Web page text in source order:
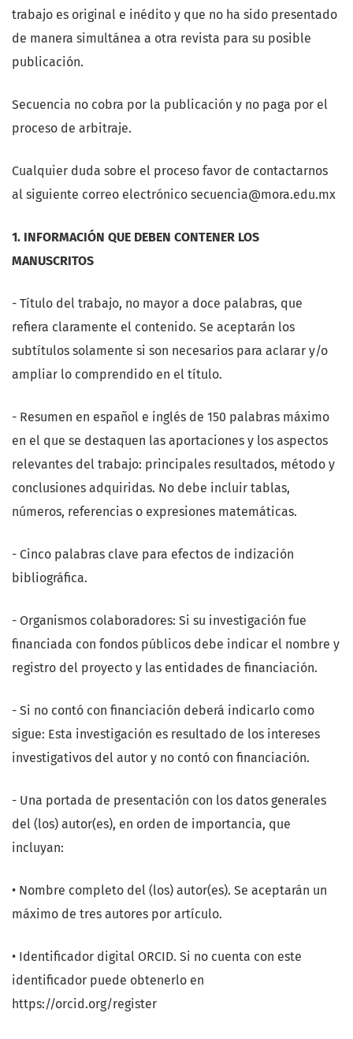
trabajo es original e inédito y que no ha sido presentado
de manera simultánea a otra revista para su posible
publicación.
Secuencia no cobra por la publicación y no paga por el
proceso de arbitraje.
Cualquier duda sobre el proceso favor de contactarnos
al siguiente correo electrónico secuencia@mora.edu.mx
1. INFORMACIÓN QUE DEBEN CONTENER LOS
MANUSCRITOS
- Título del trabajo, no mayor a doce palabras, que
refiera claramente el contenido. Se aceptarán los
subtítulos solamente si son necesarios para aclarar y/o
ampliar lo comprendido en el título.
- Resumen en español e inglés de 150 palabras máximo
en el que se destaquen las aportaciones y los aspectos
relevantes del trabajo: principales resultados, método y
conclusiones adquiridas. No debe incluir tablas,
números, referencias o expresiones matemáticas.
- Cinco palabras clave para efectos de indización
bibliográfica.
- Organismos colaboradores: Si su investigación fue
financiada con fondos públicos debe indicar el nombre y
registro del proyecto y las entidades de financiación.
- Si no contó con financiación deberá indicarlo como
sigue: Esta investigación es resultado de los intereses
investigativos del autor y no contó con financiación.
- Una portada de presentación con los datos generales
del (los) autor(es), en orden de importancia, que
incluyan:
• Nombre completo del (los) autor(es). Se aceptarán un
máximo de tres autores por artículo.
• Identificador digital ORCID. Si no cuenta con este
identificador puede obtenerlo en
https://orcid.org/register